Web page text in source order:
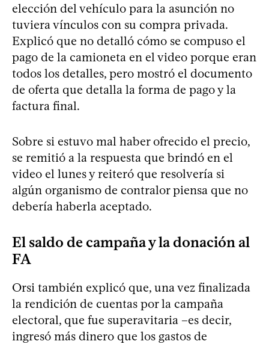
elección del vehículo para la asunción no
tuviera vínculos con su compra privada.
Explicó que no detalló cómo se compuso el
pago de la camioneta en el video porque eran
todos los detalles, pero mostró el documento
de oferta que detalla la forma de pago y la
factura final.
Sobre si estuvo mal haber ofrecido el precio,
se remitió a la respuesta que brindó en el
video el lunes y reiteró que resolvería si
algún organismo de contralor piensa que no
debería haberla aceptado.
El saldo de campaña y la donación al
FA
Orsi también explicó que, una vez finalizada
la rendición de cuentas por la campaña
electoral, que fue superavitaria –es decir,
ingresó más dinero que los gastos de